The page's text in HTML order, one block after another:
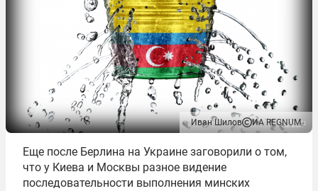
Иван Шилов ИА REGNUM
Еще после Берлина на Украине заговорили о том,
что у Киева и Москвы разное видение
последовательности выполнения минских